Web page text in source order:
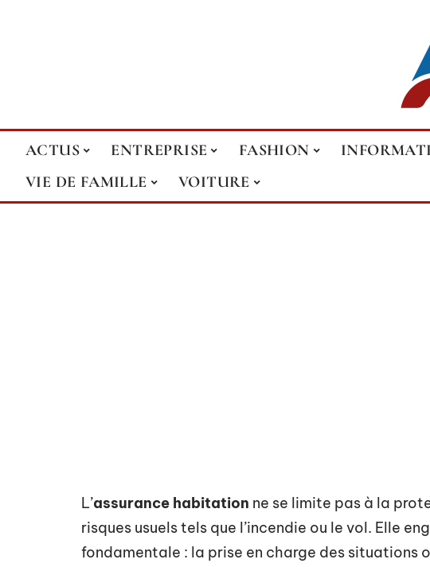
ACTUS ENTREPRISE FASHION
VIE DE FAMILLE
VOITURE
L’assurance habitation ne se limite pas à la
risques usuels tels que l’incendie ou le vol. Elle
fondamentale : la prise en charge des situations